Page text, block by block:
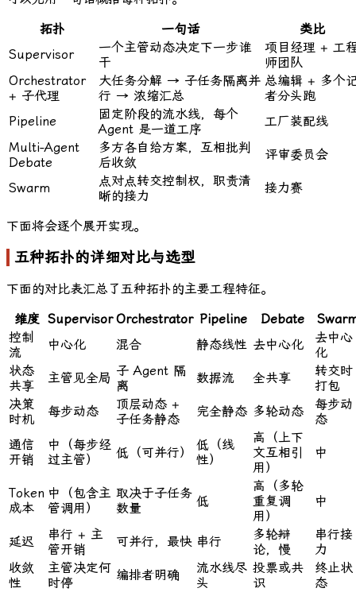
拓扑
一句话
类比
Supervisor
一个主管动态决定下一步谁
干
项目经理 + 工
师团队
Orchestrator
+ 子代理
大任务分解 → 子任务隔离并
行 → 浓缩汇总
总编辑 + 多个
者分头跑
Pipeline
固定阶段的流水线，每个
Agent 是一道工序
工厂装配线
Multi-Agent
Debate
多方各自给方案，互相批判
后收敛
评审委员会
Swarm
点对点转交控制权，职责清
晰的接力
接力赛
下面将会逐个展开实现。
五种拓扑的详细对比与选型
下面的对比表汇总了五种拓扑的主要工程特征。
维度 Supervisor Orchestrator Pipeline Debate
控制
流
中心化 混合 静态线性 去中心化
去中心
化
状态
共享
主管见全局 子 Agent 隔
离
数据流 全共享
转交时
打包
决策
时机
每步动态
顶层动态 +
子任务静态
完全静态 多轮动态
每步动
态
通信
开销
中（每步经
过主管）
低（可并行）
低（线
性）
高（上下
文互相引
用）
中
Token
成本
中（包含主
管调用）
取决于子任务
数量
低
高（多轮
重复调
用）
中
延迟
串行 + 主
管开销
可并行，最快 串行
多轮辩
论，慢
串行接
力
收敛
性
主管决定何
时停
编排者明确
流水线尽
头
投票或共
识
终止状
态